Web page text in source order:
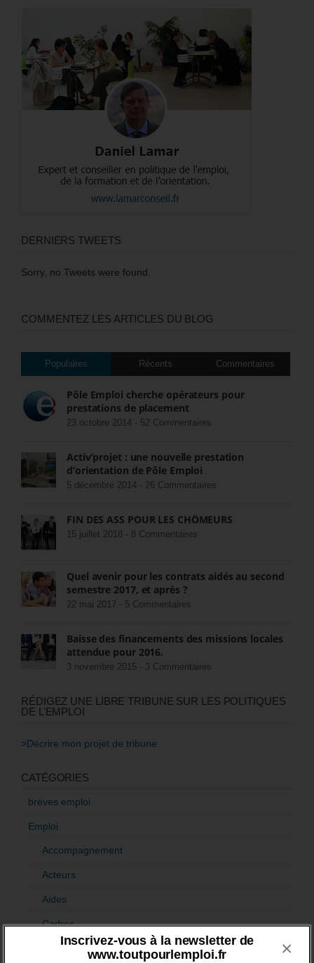
Inscrivez-vous à la newsletter de
www.toutpourlemploi.fr
×
DERNIERS TWEETS
Sorry, no Tweets were found.
COMMENTEZ LES ARTICLES DU BLOG
Populaires Récents Commentaires
Pôle Emploi cherche opérateurs pour
prestations de placement
23 octobre 2014 - 52 Commentaires
Activ’projet : une nouvelle prestation
d’orientation de Pôle Emploi
5 décembre 2014 - 26 Commentaires
FIN DES ASS POUR LES CHÔMEURS
15 juillet 2018 - 8 Commentaires
Quel avenir pour les contrats aidés au second
semestre 2017, et après ?
22 mai 2017 - 5 Commentaires
Baisse des financements des missions locales
attendue pour 2016.
3 novembre 2015 - 3 Commentaires
RÉDIGEZ UNE LIBRE TRIBUNE SUR LES POLITIQUES
DE L’EMPLOI
>Décrire mon projet de tribune
CATÉGORIES
brèves emploi
Emploi
Accompagnement
Acteurs
Aides
Cadres
Création